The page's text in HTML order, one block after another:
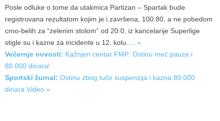
Posle odluke o tome da utakmica Partizan – Spartak bude
registrovana rezultatom kojim je i završena, 100:80, a ne pobedom
crno-belih za “zelenim stolom” od 20:0, iz kancelarije Superlige
stigle su i kazne za incidente u 12. kolu…. »
Večernje novosti: Kažnjen centar FMP: Ostinu meč pauze i
80.000 dinara!
Sportski žurnal: Ostinu zbog tuče suspenzija i kazna 80.000
dinara Video »